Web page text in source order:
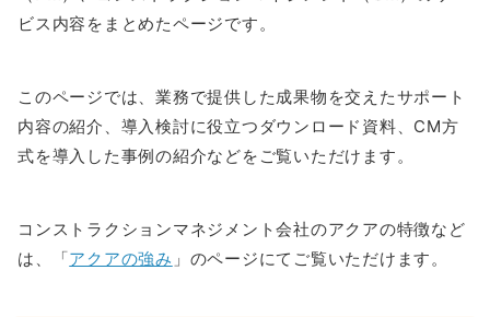
ビス内容をまとめたページです。
このページでは、業務で提供した成果物を交えたサポート
内容の紹介、導入検討に役立つダウンロード資料、CM方
式を導入した事例の紹介などをご覧いただけます。
コンストラクションマネジメント会社のアクアの特徴など
は、「アクアの強み 」のページにてご覧いただけます。